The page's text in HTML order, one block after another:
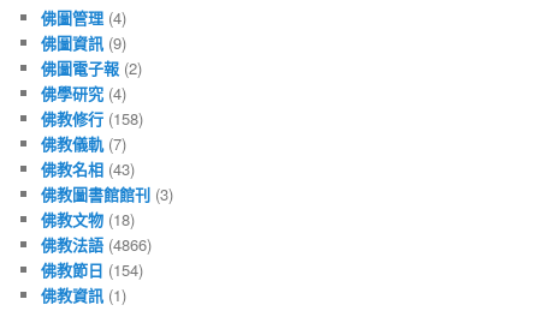
佛圖管理 (4)
佛圖資訊 (9)
佛圖電子報 (2)
佛學研究 (4)
佛教修行 (158)
佛教儀軌(7)
佛教名相 (43)
佛教圖書館館刊 (3)
佛教文物 (18)
佛教法語 (4866)
佛教節日 (154)
佛教資訊 (1)